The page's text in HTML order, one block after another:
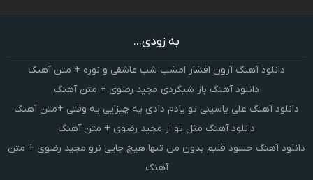
به زودی...
دانلود آهنگ آرون افشار امشب شب عاشقی و نوره + متن آهنگ
دانلود آهنگ باز شبگردی مجید رضوی + متن آهنگ
دانلود آهنگ علی یاسینی تو یادم دادی یه چیزایی یه وقتی +متن آهنگ
دانلود آهنگ مثل تو از مجید رضوی + متن آهنگ
دانلود آهنگ حسود قلبم بدون من تنها هیچ جایی نرو مجید رضوی + متن
آهنگ